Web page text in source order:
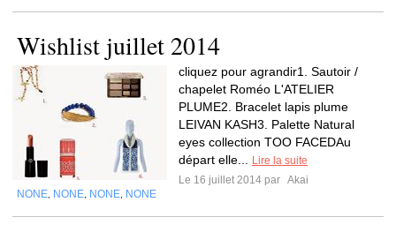
Wishlist juillet 2014
cliquez pour agrandir1. Sautoir /
chapelet Roméo L'ATELIER
PLUME2. Bracelet lapis plume
LEIVAN KASH3. Palette Natural
eyes collection TOO FACEDAu
départ elle...
Lire la suite
Le 16 juillet 2014 par Akai
NONE NONE NONE NONE